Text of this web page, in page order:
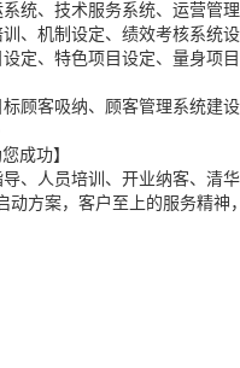
、技术服务系统、运营管
机制设定、绩效考核系统
、特色项目设定、量身项
客吸纳、顾客管理系统建
成功】
人员培训、开业纳客、清
动方案，客户至上的服务精